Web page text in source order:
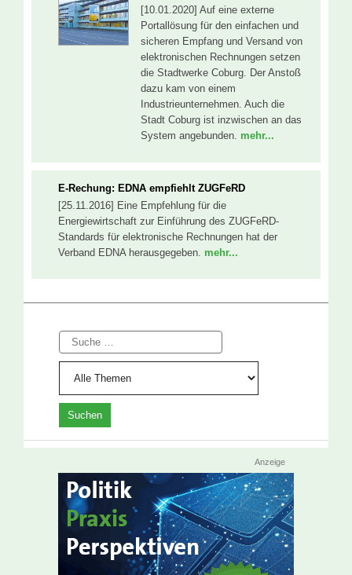
[10.01.2020] Auf eine externe
Portallösung für den einfachen und
sicheren Empfang und Versand von
elektronischen Rechnungen setzen
die Stadtwerke Coburg. Der Anstoß
dazu kam von einem
Industrieunternehmen. Auch die
Stadt Coburg ist inzwischen an das
System angebunden. mehr...
E-Rechung: EDNA empfiehlt ZUGFeRD
[25.11.2016] Eine Empfehlung für die
Energiewirtschaft zur Einführung des ZUGFeRD-
Standards für elektronische Rechnungen hat der
Verband EDNA herausgegeben. mehr...
Suche
Anzeige